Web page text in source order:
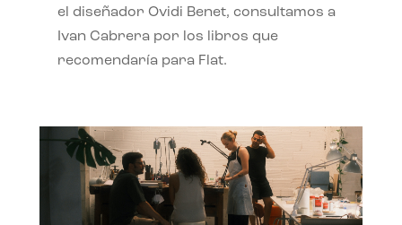
el diseñador Ovidi Benet, consultamos a
Ivan Cabrera por los libros que
recomendaría para Flat.